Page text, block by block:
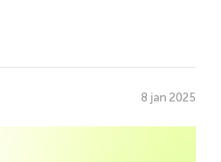
8 jan 2025